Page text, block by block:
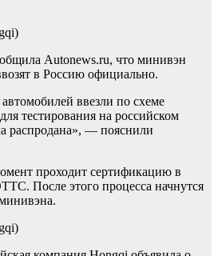
Autonews.ru, что минивэн
в Россию официально.
ввезли по схеме
тестирования на российском
распродана», — пояснили
проходит сертификацию в
После этого процесса начнутся